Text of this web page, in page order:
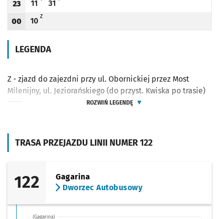
TRASA PRZEJAZDU LINII NUMER 122
122
Gagarina
Dworzec Autobusowy
(Gagarina)
Godzina odjazdu
23
Odjazd
11
minut po godzinie 23
Odjazd
31
minut po godzinie 23
Godzina odjazdu
00
Odjazd
10
minut po godzinie 00
ZZ - ZJAZD DO ZAJEZDNI PRZY UL. OBORNICKIEJ PRZEZ MOST MILENIJNY, UL.
LEGENDA
Z - zjazd do zajezdni przy ul. Obornickiej przez Most
Milenijny, ul. Jeziorańskiego (do przyst. Kwiska po trasie)
ROZWIŃ LEGENDĘ